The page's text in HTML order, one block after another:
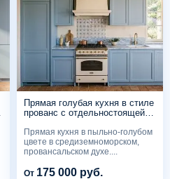
Прямая голубая кухня в стиле
прованс с отдельностоящей
Прямая кухня в пыльно-голубом
цвете в средиземноморском,
провансальском духе....
От 175 000 руб.